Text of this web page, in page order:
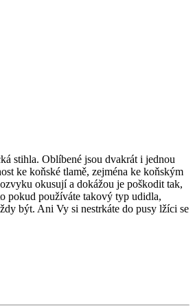
stihla. Oblíbené jsou dvakrát i jednou
ke koňské tlamě, zejména ke koňským
okusují a dokážou je poškodit tak,
pokud používáte takový typ udidla,
být. Ani Vy si nestrkáte do pusy lžíci se